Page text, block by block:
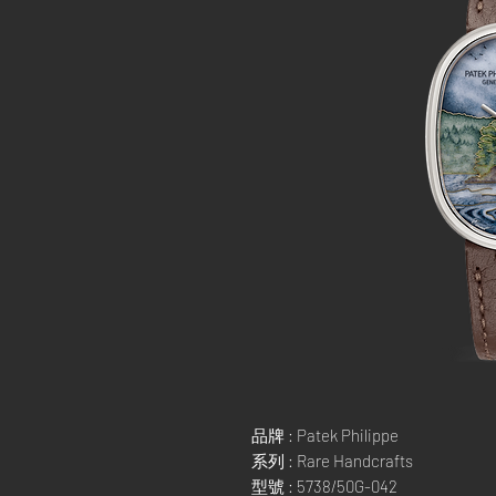
品牌 : Patek Philippe
系列 : Rare Handcrafts
型號 : 5738/50G-042